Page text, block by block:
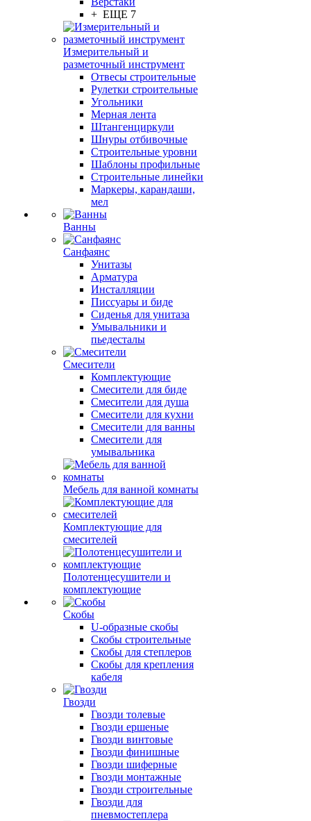
+ ЕЩЕ 7
Измерительный и
разметочный инструмент
Отвесы строительные
Рулетки строительные
Угольники
Мерная лента
Штангенциркули
Шнуры отбивочные
Строительные уровни
Шаблоны профильные
Строительные линейки
Маркеры, карандаши,
мел
Ванны
Санфаянс
Унитазы
Арматура
Инсталляции
Писсуары и биде
Сиденья для унитаза
Умывальники и
пьедесталы
Смесители
Комплектующие
Смесители для биде
Смесители для душа
Смесители для кухни
Смесители для ванны
Смесители для
умывальника
Мебель для ванной комнаты
Комплектующие для
смесителей
Полотенцесушители и
комплектующие
Скобы
U-образные скобы
Скобы строительные
Скобы для степлеров
Скобы для крепления
кабеля
Гвозди
Гвозди толевые
Гвозди ершеные
Гвозди винтовые
Гвозди финишные
Гвозди шиферные
Гвозди монтажные
Гвозди строительные
Гвозди для
пневмостеплера